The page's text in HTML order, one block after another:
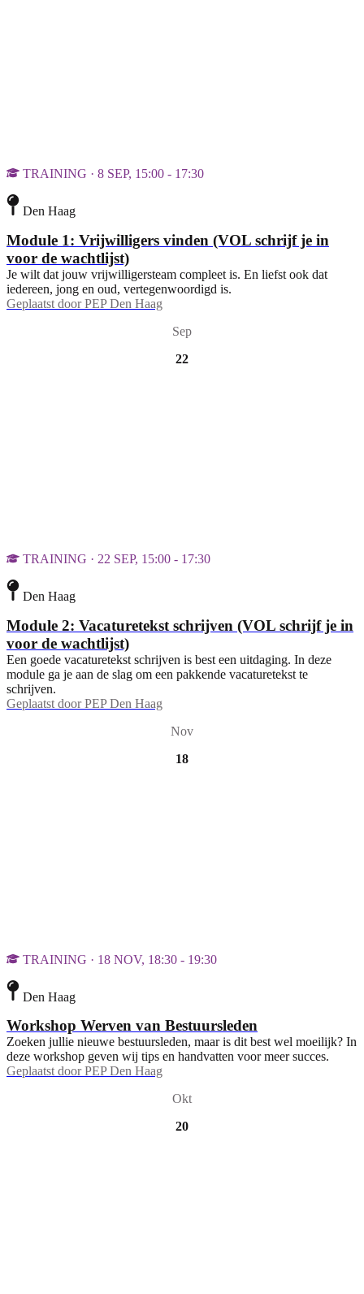
TRAINING · 8 SEP, 15:00 - 17:30
Den Haag
Module 1: Vrijwilligers vinden (VOL schrijf je in
voor de wachtlijst)
Je wilt dat jouw vrijwilligersteam compleet is. En liefst ook dat
iedereen, jong en oud, vertegenwoordigd is.
Geplaatst door PEP Den Haag
Sep
22
TRAINING · 22 SEP, 15:00 - 17:30
Den Haag
Module 2: Vacaturetekst schrijven (VOL schrijf je in
voor de wachtlijst)
Een goede vacaturetekst schrijven is best een uitdaging. In deze
module ga je aan de slag om een pakkende vacaturetekst te
schrijven.
Geplaatst door PEP Den Haag
Nov
18
TRAINING · 18 NOV, 18:30 - 19:30
Den Haag
Workshop Werven van Bestuursleden
Zoeken jullie nieuwe bestuursleden, maar is dit best wel moeilijk? In
deze workshop geven wij tips en handvatten voor meer succes.
Geplaatst door PEP Den Haag
Okt
20